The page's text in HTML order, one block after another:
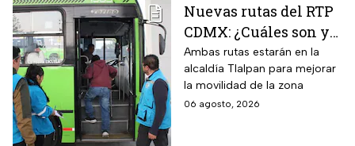
Nuevas rutas del RTP
CDMX: ¿Cuáles son y
con qué estaciones
del Metrobús
conectan?
Ambas rutas estarán en la
alcaldía Tlalpan para mejorar
la movilidad de la zona
06 agosto, 2026